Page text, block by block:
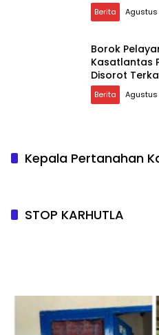
Berita Agustus
Borok
Kasatlantas
Disorot
Setoran Rutin
Berita Agustus
Kepala Pertanahan
STOP KARHUTLA